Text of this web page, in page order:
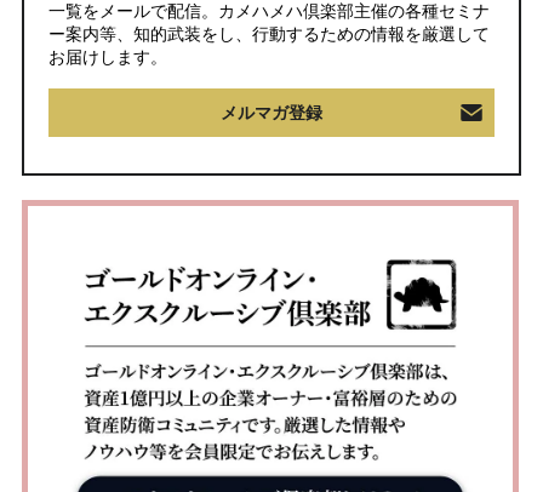
一覧をメールで配信。カメハメハ倶楽部主催の各種セミナ
ー案内等、知的武装をし、行動するための情報を厳選して
お届けします。
メルマガ登録